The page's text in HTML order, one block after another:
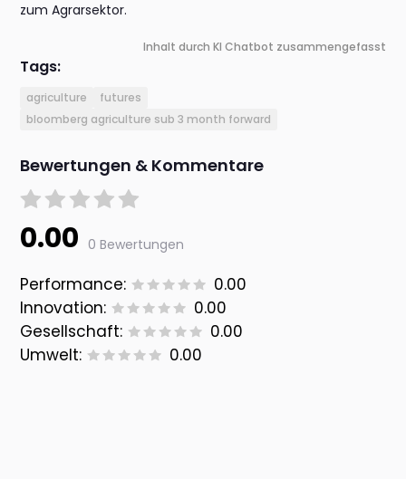
zum Agrarsektor.
Inhalt durch KI Chatbot zusammengefasst
Tags:
agriculture
futures
bloomberg agriculture sub 3 month forward
Bewertungen & Kommentare
0.00 0 Bewertungen
Performance:
0.00
Innovation:
0.00
Gesellschaft:
0.00
Umwelt:
0.00